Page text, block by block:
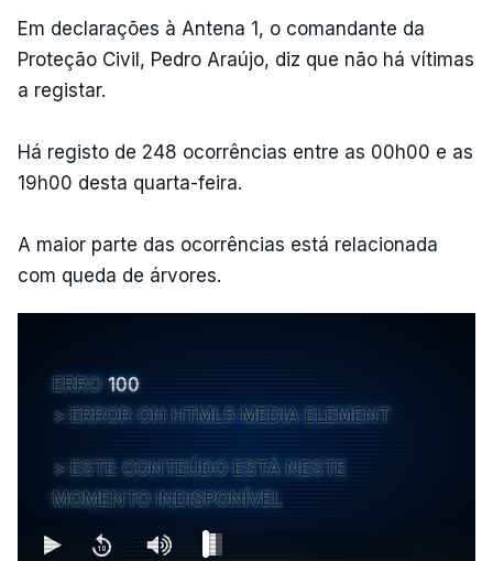
Em declarações à Antena 1, o comandante da
Proteção Civil, Pedro Araújo, diz que não há vítimas
a registar.
Há registo de 248 ocorrências entre as 00h00 e as
19h00 desta quarta-feira.
A maior parte das ocorrências está relacionada
com queda de árvores.
ERRO 100
ERROR ON HTML5 MEDIA ELEMENT
ESTE CONTEÚDO ESTÁ NESTE
MOMENTO INDISPONÍVEL